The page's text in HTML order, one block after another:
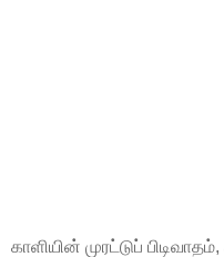
காளியின் முரட்டுப்